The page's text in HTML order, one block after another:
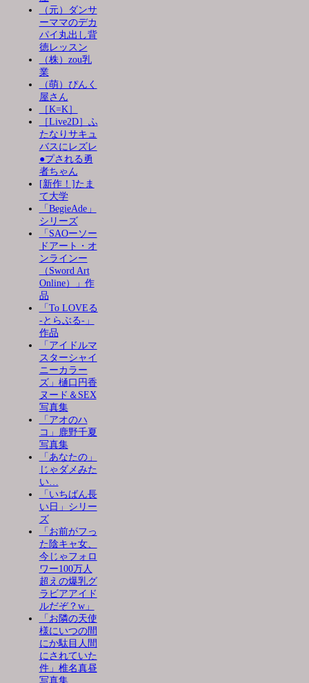
（元）ダンサ
ーママのデカ
パイ丸出し背
徳レッスン
（株）zou乳
業
（萌）ぴんく
屋さん
［K=K］
［Live2D］ふ
たなりサキュ
バスにレズレ
●プされる勇
者ちゃん
[新作！]たま
て大学
「BegieAde」
シリーズ
「SAOーソー
ドアート・オ
ンラインー
（Sword Art
Online）」作
品
「To LOVEる
-とらぶる-」
作品
「アイドルマ
スターシャイ
ニーカラー
ズ」樋口円香
ヌード＆SEX
写真集
「アオのハ
コ」鹿野千夏
写真集
「あなたの」
じゃダメみた
い…
「いちばん長
い日」シリー
ズ
「お前がフっ
た陰キャ女、
今じゃフォロ
ワー100万人
超えの爆乳グ
ラビアアイド
ルだぞ？w」
「お隣の天使
様にいつの間
にか駄目人間
にされていた
件」椎名真昼
写真集